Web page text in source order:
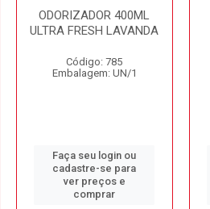
ODORIZADOR 400ML
ULTRA FRESH LAVANDA
Código: 785
Embalagem: UN/1
Faça seu login ou
cadastre-se para
ver preços e
comprar